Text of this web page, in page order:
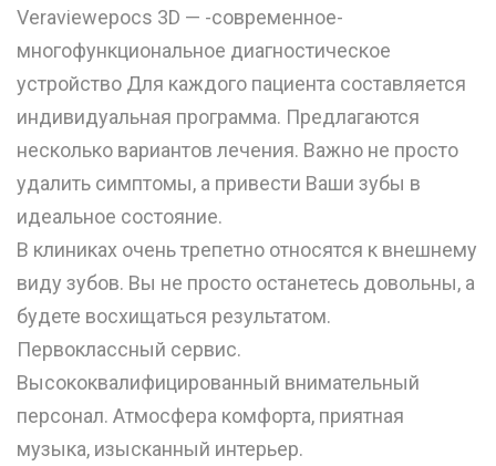
Veraviewepocs 3D — -современное-
многофункциональное диагностическое
устройство Для каждого пациента составляется
индивидуальная программа. Предлагаются
несколько вариантов лечения. Важно не просто
удалить симптомы, а привести Ваши зубы в
идеальное состояние.
В клиниках очень трепетно относятся к внешнему
виду зубов. Вы не просто останетесь довольны, а
будете восхищаться результатом.
Первоклассный сервис.
Высококвалифицированный внимательный
персонал. Атмосфера комфорта, приятная
музыка, изысканный интерьер.